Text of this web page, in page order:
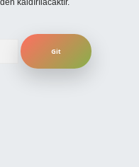
kaldırılacaktır.